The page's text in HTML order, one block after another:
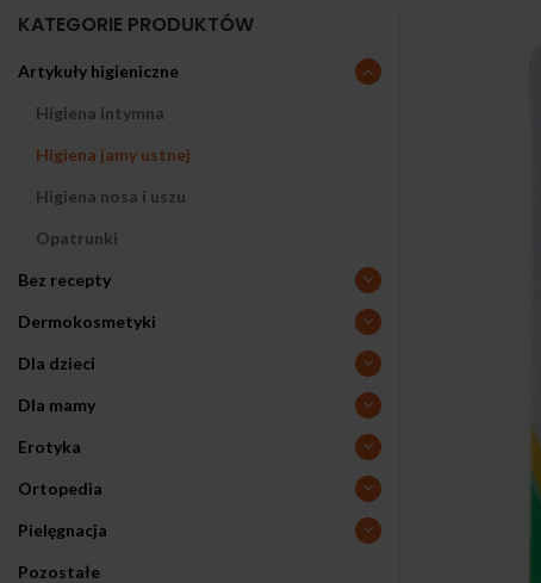
KATEGORIE PRODUKTÓW
Artykuły higieniczne
Higiena intymna
Higiena jamy ustnej
Higiena nosa i uszu
Opatrunki
Bez recepty
Dermokosmetyki
Dla dzieci
Dla mamy
Erotyka
Ortopedia
Pielęgnacja
Pozostałe